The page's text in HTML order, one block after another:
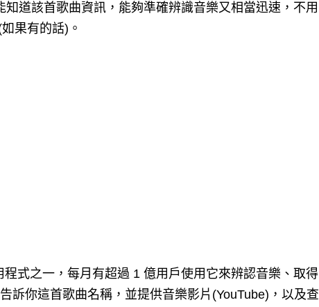
知道該首歌曲資訊，能夠準確辨識音樂又相當迅速，不用
果有的話)。
式之一，每月有超過 1 億用戶使用它來辨認音樂、取得
訴你這首歌曲名稱，並提供音樂影片(YouTube)，以及查